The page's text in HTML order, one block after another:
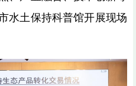
水土保持科普馆开展现场